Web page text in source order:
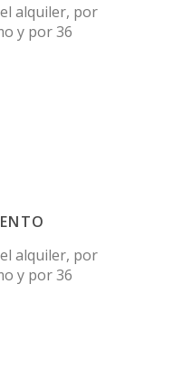
alquiler, por
y por 36
alquiler, por
y por 36